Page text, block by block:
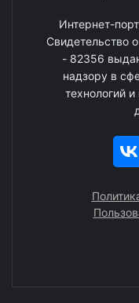
Интернет-
Свидетельство
- 82356
надзору в
технологий